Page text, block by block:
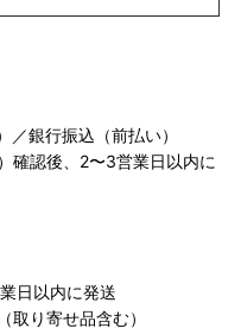
銀行振込（前払い）
確認後、2〜3営業日以内に
日以内に発送
取り寄せ品含む）